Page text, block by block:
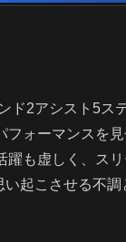
ド2アシスト5ス
フォーマンスを
躍も虚しく、ス
い起こさせる不